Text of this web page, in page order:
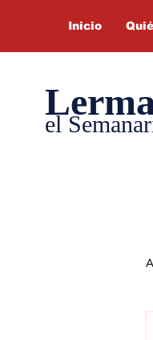
Inicio
el